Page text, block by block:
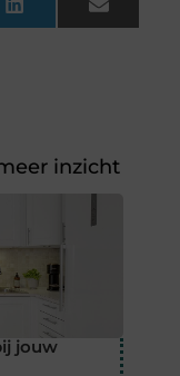
LinkedIn Email
inzicht
jouw